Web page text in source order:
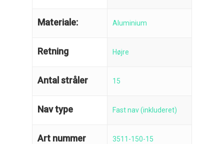
Materiale: Aluminium
Retning Højre
Antal stråler 15
Nav type Fast nav (inkluderet)
Art nummer 3511-150-15
Ring på 75 59 43
E: